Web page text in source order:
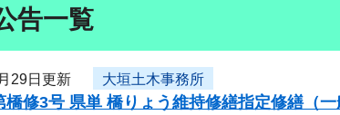
告一覧
29日更新 大垣土木事務所
橋修3号 県単 橋りょう維持修繕指定修繕